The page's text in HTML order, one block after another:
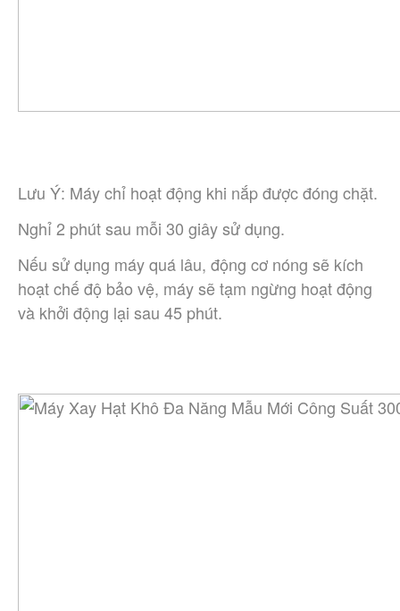
Lưu Ý: Máy chỉ hoạt động khi nắp được đóng chặt.
Nghỉ 2 phút sau mỗi 30 giây sử dụng.
Nếu sử dụng máy quá lâu, động cơ nóng sẽ kích
hoạt chế độ bảo vệ, máy sẽ tạm ngừng hoạt động
và khởi động lại sau 45 phút.